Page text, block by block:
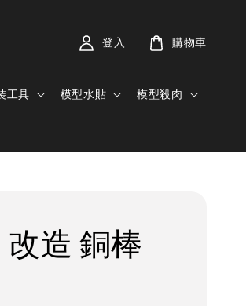
工具 模型水貼 模型殺肉
登入 購物車
改造 銅棒